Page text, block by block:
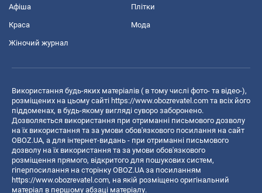
Афіша Плітки
Краса Мода
Жіночий журнал
Використання будь-яких матеріалів ( в тому числі фото- та відео-),
розміщених на цьому сайті https://www.obozrevatel.com та всіх його
піддоменах, в будь-якому вигляді суворо заборонено.
Дозволяється використання при отриманні письмового дозволу
на їх використання та за умови обов'язкового посилання на сайт
OBOZ.UA, а для інтернет-видань - при отриманні письмового
дозволу на їх використання та за умови обов'язкового
розміщення прямого, відкритого для пошукових систем,
гіперпосилання на сторінку OBOZ.UA за посиланням
https://www.obozrevatel.com, на якій розміщено оригінальний
матеріал в першому абзаці матеріалу.